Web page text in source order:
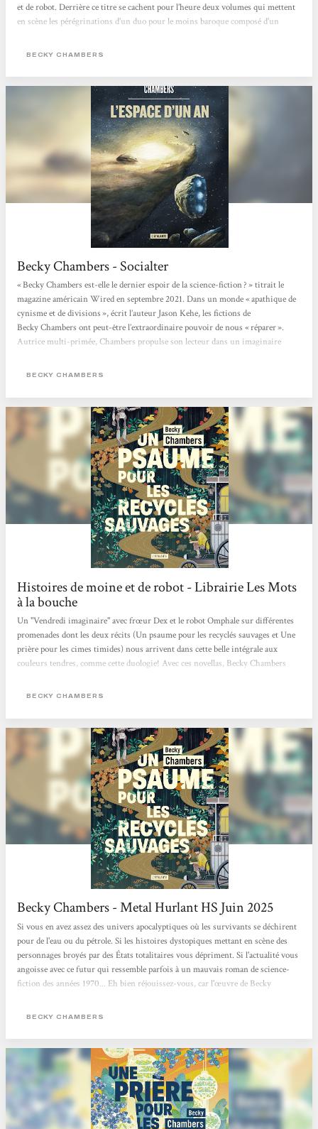
et de robot. Derrière ce titre se cachent pour l’heure deux volumes qui mettent
en scène les pérégrinations d’un duo pour le moins baroque composé d’un
technologie et la nature coexistent enfin pacifiquement. Après...
BECKY CHAMBERS
Becky Chambers - Socialter
« Becky Chambers est-elle le dernier espoir de la science-fiction ? » titrait le
magazine américain Wired en septembre 2021. Dans un monde « apathique de
cynisme et de divisions », écrit l’auteur Jason Kehe, les fictions de
Becky Chambers ont peut-être l’extraordinaire pouvoir de nous « réparer ».
Autrice multi-primée, Chambers propulse son lecteur dans un imaginaire
scientifiques (astrobiologiste et ingénieur satellite), elle bouscule le monde très
BECKY CHAMBERS
Histoires de moine et de robot - Librairie Les Mots
à la bouche
Un "Vendredi imaginaire" avec frœur Dex et le robot Omphale sur différentes
promenades dont les deux récits (Un psaume pour les recyclés sauvages et Une
prière pour les cimes timides) nous arrivent dans cette belle intégrale aux
couleurs tendres, comme cette duologie! Avec ces novellas, Becky Chambers
mélancoliques, notre lien au vivant (synthétique ou organique) et ce dont nous
Surgers, ces "Histoires de moine et de robot" sont publiés aux éditions
L'Atalante qui...
BECKY CHAMBERS
Becky Chambers - Metal Hurlant HS Juin 2025
Si vous en avez assez des univers apocalyptiques où les survivants se déchirent
pour de l'eau ou du pétrole. Si les histoires dystopiques mettant en scène des
personnages broyés par des États totalitaires vous dépriment. Si l'actualité vous
angoisse avec ce futur qui ressemble parfois à un mauvais roman de science-
fiction des années 1970... Eh bien réjouissez-vous, car l'œuvre de Becky
engouement. Chez elle, pas de zombies comme dans The Walking Dead, ni
BECKY CHAMBERS